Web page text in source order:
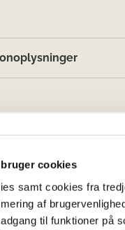
cookies
samt cookies fra
af
til funktioner på